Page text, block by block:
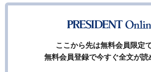
ここから先は無料会員限定で
無料会員登録で今すぐ全文が読